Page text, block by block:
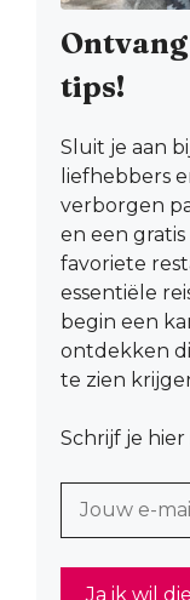
tips!
Sluit je aan
liefhebbers
verborgen
en een
favoriete
essentiële
begin een
ontdekken
te zien
Schrijf je hier